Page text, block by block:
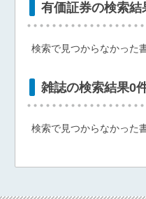
有価証券の検索結
検索で見つからなかった
雑誌の検索結果0
検索で見つからなかった